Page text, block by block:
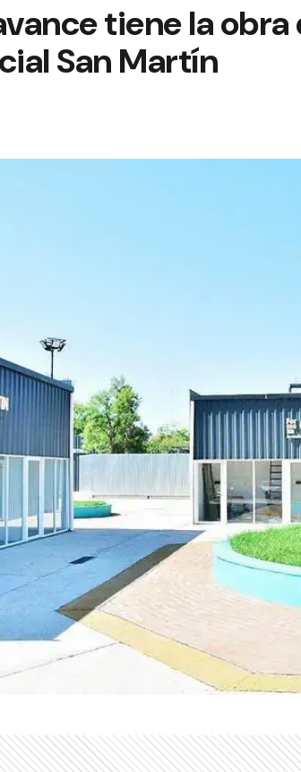
tiene la
San Martín